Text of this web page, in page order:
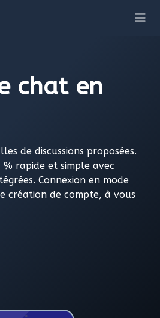
chat en
de discussions proposées.
rapide et simple avec
Connexion en mode
création de compte, à vous